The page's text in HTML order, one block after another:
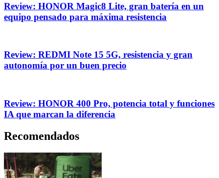
Review: HONOR Magic8 Lite, gran batería en un
equipo pensado para máxima resistencia
Review: REDMI Note 15 5G, resistencia y gran
autonomía por un buen precio
Review: HONOR 400 Pro, potencia total y funciones
IA que marcan la diferencia
Recomendados